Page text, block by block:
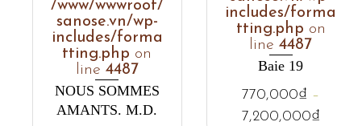
/www/wwwroot/
sanose.vn/wp-
includes/forma
tting.php on
line 4487
NOUS SOMMES
AMANTS. M.D.
includes/forma
tting.php on
line4487
Baie 19
770,000₫ –
7,200,000₫